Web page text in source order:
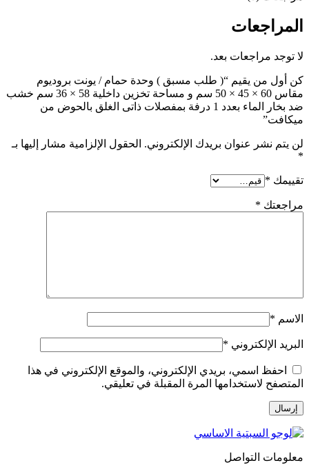
المراجعات
لا توجد مراجعات بعد.
كن أول من يقيم “( طلب مسبق ) وحدة حمام / يونت بروديوم
مقاس 60 × 45 × 50 سم و مساحة تخزين داخلية 58 × 36 سم خشب
ضد بخار الماء بعدد 1 درفة بمفصلات ذاتى الغلق بالحوض من
ميكافت”
لن يتم نشر عنوان بريدك الإلكتروني. الحقول الإلزامية مشار إليها بـ
*
تقييمك *
مراجعتك *
الاسم *
البريد الإلكتروني *
احفظ اسمي، بريدي الإلكتروني، والموقع الإلكتروني في هذا
المتصفح لاستخدامها المرة المقبلة في تعليقي.
معلومات التواصل